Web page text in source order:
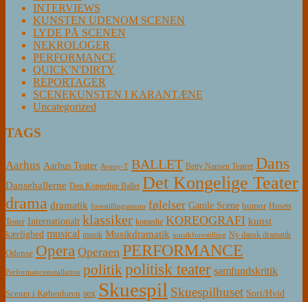
INTERVIEWS
KUNSTEN UDENOM SCENEN
LYDE PÅ SCENEN
NEKROLOGER
PERFORMANCE
QUICK'N'DIRTY
REPORTAGER
SCENEKUNSTEN I KARANTÆNE
Uncategorized
TAGS
Aarhus Aarhus Teater Aveny-T BALLET Betty Nansen Teatret Dans
Dansehallerne Den Kongelige Ballet Det Kongelige Teater
drama dramatik forestillingsmenu følelser Gamle Scene humor Husets
Teater Internationalt klassiker komedie KOREOGRAFI kunst
kærlighed musical musik Musikdramatik musikforestilling Ny dansk dramatik
Odense Opera Operaen PERFORMANCE
Performanceinstallation politikpolitisk teater samfundskritik
Scener i København sex Skuespil Skuespilhuset Sort/Hvid